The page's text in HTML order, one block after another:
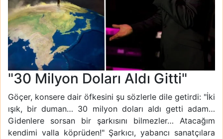
"30 Milyon Doları Aldı Gitti"
Göçer, konsere dair öfkesini şu sözlerle dile getirdi: "İki
ışık, bir duman… 30 milyon doları aldı getti adam…
Gidenlere sorsan bir şarkısını bilmezler… Atacağım
kendimi valla köprüden!" Şarkıcı, yabancı sanatçılara